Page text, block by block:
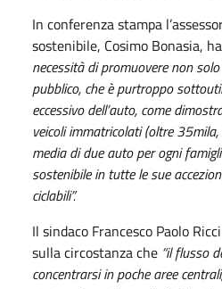
In conferenza stampa
sostenibile, Cosimo Bonasia,
necessità di promuovere non
pubblico, che è purtroppo
eccessivo dell’auto, come
veicoli immatricolati (oltre
media di due auto per ogni
sostenibile in tutte le sue
ciclabili”.
Il sindaco Francesco Paolo
sulla circostanza che “il flusso
concentrarsi in poche aree